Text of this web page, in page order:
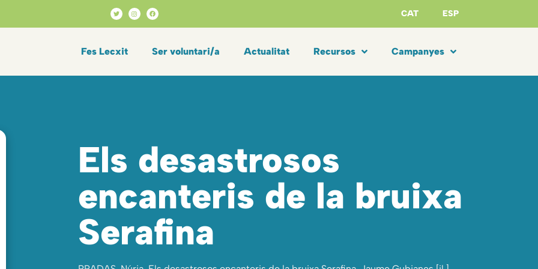
CAT ESP
Fes Lecxit Ser voluntari/a Actualitat Recursos Campanyes
Els desastrosos
encanteris de la bruixa
Serafina